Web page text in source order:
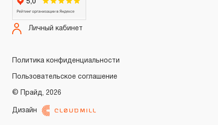
Войти
Личный кабинет
Политика конфиденциальности
Пользовательское соглашение
© Прайд, 2026
Дизайн